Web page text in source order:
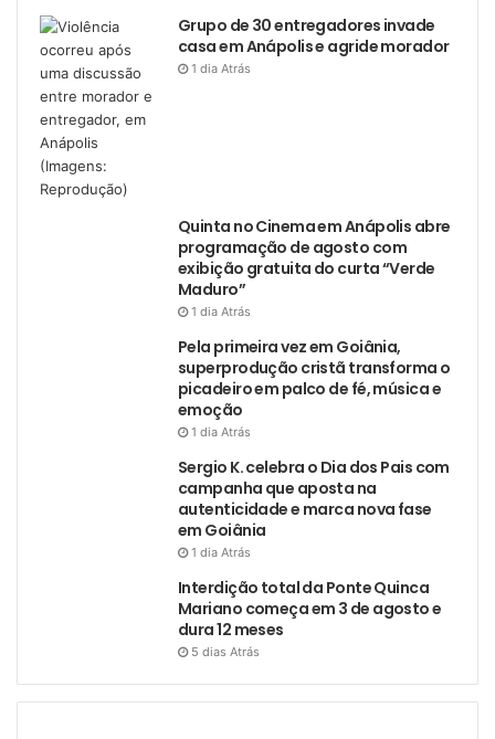
Grupo de 30 entregadores invade
casa em Anápolis e agride morador
1 dia Atrás
Quinta no Cinema em Anápolis abre
programação de agosto com
exibição gratuita do curta “Verde
Maduro”
1 dia Atrás
Pela primeira vez em Goiânia,
superprodução cristã transforma o
picadeiro em palco de fé, música e
emoção
1 dia Atrás
Sergio K. celebra o Dia dos Pais com
campanha que aposta na
autenticidade e marca nova fase
em Goiânia
1 dia Atrás
Interdição total da Ponte Quinca
Mariano começa em 3 de agosto e
dura 12 meses
5 dias Atrás